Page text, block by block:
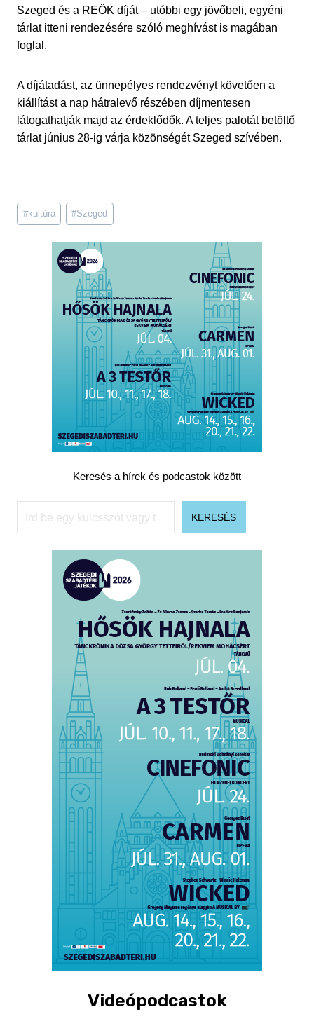
Szeged és a REÖK díját – utóbbi egy jövőbeli, egyéni
tárlat itteni rendezésére szóló meghívást is magában
foglal.
A díjátadást, az ünnepélyes rendezvényt követően a
kiállítást a nap hátralevő részében díjmentesen
látogathatják majd az érdeklődők. A teljes palotát betöltő
tárlat június 28-ig várja közönségét Szeged szívében.
Post
Tags:
#kultúra #Szeged
Keresés a hírek és podcastok között
Keresés
KERESÉS
Videópodcastok